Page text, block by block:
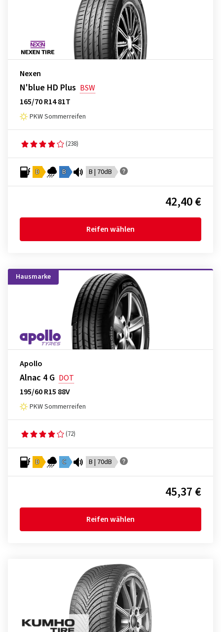
Nexen
N'blue HD Plus BSW
165/70 R14 81T
PKW Sommerreifen
(238)
D B B | 70dB
42,40 €
Reifen wählen
Hausmarke
Apollo
Alnac 4 G DOT
195/60 R15 88V
PKW Sommerreifen
(72)
D C B | 70dB
45,37 €
Reifen wählen